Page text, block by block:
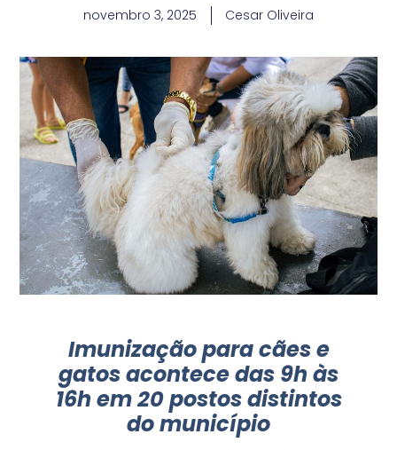
novembro 3, 2025 Cesar Oliveira
Imunização para cães e
gatos acontece das 9h às
16h em 20 postos distintos
do município